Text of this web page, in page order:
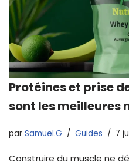
Protéines et prise
sont les meilleures
par Samuel.G Guides 7
Construire du muscle ne